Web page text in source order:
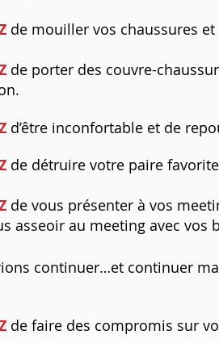
de mouiller vos chaussures
de porter des couvre-
d’être inconfortable et de
de détruire votre paire
de vous présenter à vos
asseoir au meeting avec vos
continuer…et continuer
de faire des compromis sur